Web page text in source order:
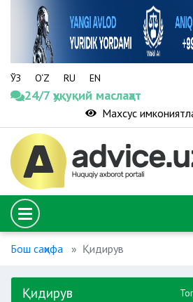
ЎЗ O‘Z RU EN
24/7 ҳуқуқий маслаҳат
Махсус
Бош саҳифа Қидирув
Қидирув